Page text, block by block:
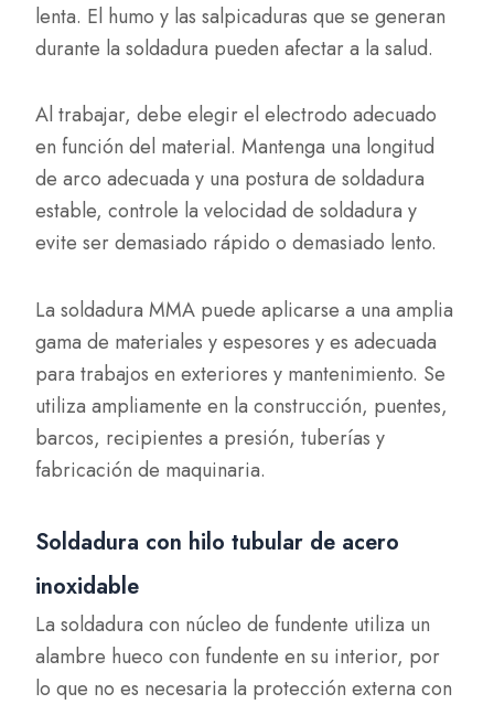
lenta. El humo y las salpicaduras que se generan
durante la soldadura pueden afectar a la salud.
Al trabajar, debe elegir el electrodo adecuado
en función del material. Mantenga una longitud
de arco adecuada y una postura de soldadura
estable, controle la velocidad de soldadura y
evite ser demasiado rápido o demasiado lento.
La soldadura MMA puede aplicarse a una amplia
gama de materiales y espesores y es adecuada
para trabajos en exteriores y mantenimiento. Se
utiliza ampliamente en la construcción, puentes,
barcos, recipientes a presión, tuberías y
fabricación de maquinaria.
Soldadura con hilo tubular de acero
inoxidable
La soldadura con núcleo de fundente utiliza un
alambre hueco con fundente en su interior, por
lo que no es necesaria la protección externa con